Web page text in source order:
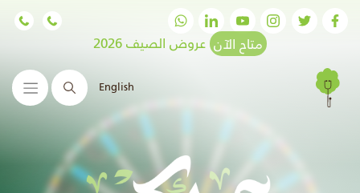
متاح الآن عروض الصيف 2026
English البحث